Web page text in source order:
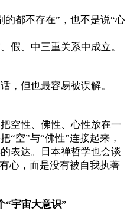
的都不存在”，也不是说“心
假、中三重关系中成立。
，但也最容易被误解。
空性、佛性、心性放在一
“空”与“佛性”连接起来，
表达。日本禅哲学也会谈
心，而是没有被自我执著
“宇宙大意识”